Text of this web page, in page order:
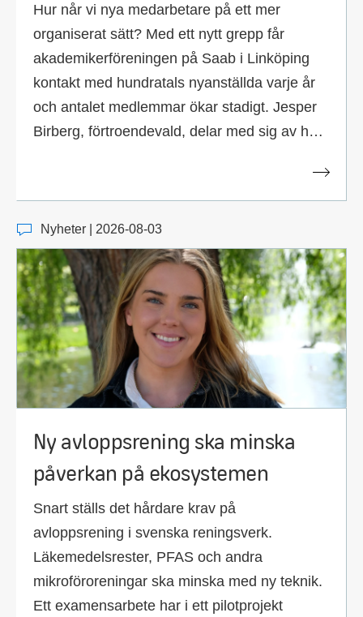
Hur når vi nya medarbetare på ett mer
organiserat sätt? Med ett nytt grepp får
akademikerföreningen på Saab i Linköping
kontakt med hundratals nyanställda varje år
och antalet medlemmar ökar stadigt. Jesper
Birberg, förtroendevald, delar med sig av hur
Nyheter | 2026-08-03
Ny avloppsrening ska minska
påverkan på ekosystemen
Snart ställs det hårdare krav på
avloppsrening i svenska reningsverk.
Läkemedelsrester, PFAS och andra
mikroföroreningar ska minska med ny teknik.
Ett examensarbete har i ett pilotprojekt